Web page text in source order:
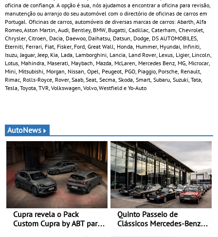
oficina de confiança. A opção é sua, nós ajudamos a encontrar a oficina para revisão,
manutenção ou arranjo do seu automóvel com o directório de oficinas de carros em
Portugal. Oficinas de carros, automóveis de diversas marcas de carros: Abarth, Alfa
Romeo, Aston Martin, Audi, Bentley, BMW, Bugatti, Cadillac, Caterham, Chevrolet,
Chrysler, Citroen, Dacia, Daewoo, Daihatsu, Datsun, Dodge, DS AUTOMOBILES,
Eterniti, Ferrari, Fiat, Fisker, Ford, Great Wall, Honda, Hummer, Hyundai, Infiniti,
Isuzu, Jaguar, Jeep, Kia, Lada, Lamborghini, Lancia, Land Rover, Lexus, Ligier, Lincoln,
Lotus, Mahindra, Maserati, Maybach, Mazda, McLaren, Mercedes Benz, MG, Microcar,
Mini, Mitsubishi, Morgan, Nissan, Opel, Peugeot, PGO, Piaggio, Porsche, Renault,
Rimac, Rolls-Royce, Rover, Saab, Seat, Secma, Skoda, Smart, Subaru, Suzuki, Tata,
Tesla, Toyota, TVR, Volkswagen, Volvo, Westfield e Yo-Auto
AutoNews
Cupra revela o Pack
Custom Cupra by ABT para
Quinto Passeio de
Clássicos Mercedes-Benz